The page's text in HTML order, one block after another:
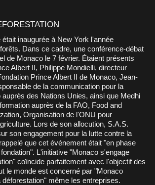
Dans ce cadre, une conférence-débat
de Monaco le 7 février. Étaient présents
Albert II, Philippe Mondielli, directeur
Prince Albert II de Monaco, Jean-
de la communication pour la
des Nations Unies, ainsi que Medhi
auprès de la FAO, Food and
Organisation de l'ONU pour
Lors de son allocution, S.A.S.
son engagement pour la lutte contre la
que cet événement était "en phase
L'initiative "Monaco s'engage
coïncide parfaitement avec l'objectif des
le monde est concerné par "Monaco
même les entreprises.